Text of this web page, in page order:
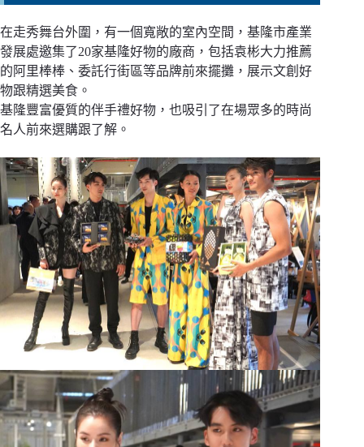
在走秀舞台外圍，有一個寬敞的室內空間，基隆市產業
發展處邀集了20家基隆好物的廠商，包括袁彬大力推薦
的阿里棒棒、委託行街區等品牌前來擺攤，展示文創好
物跟精選美食。
基隆豐富優質的伴手禮好物，也吸引了在場眾多的時尚
名人前來選購跟了解。